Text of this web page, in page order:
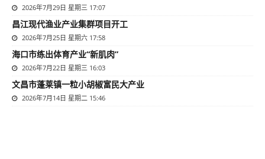
2026年7月29日 星期三 17:07
昌江现代渔业产业集群项目开工
2026年7月25日 星期六 17:58
海口市练出体育产业“新肌肉”
2026年7月22日 星期三 16:03
文昌市蓬莱镇一粒小胡椒富民大产业
2026年7月14日 星期二 15:46